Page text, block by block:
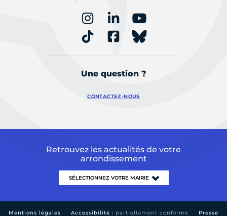
Une question ?
CONTACTEZ-NOUS
Retrouvez les actualités de votre
arrondissement
Mentions légales Accessibilité : partiellement conforme Presse